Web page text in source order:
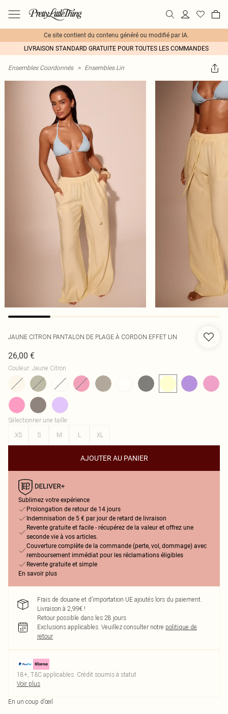
Ce site contient du contenu généré ou modifié par IA.
LIVRAISON STANDARD GRATUITE POUR TOUTES LES COMMANDES
Ensembles Coordonnés > Ensembles Lin
JAUNE CITRON PANTALON DE PLAGE À CORDON EFFET LIN
26,00 €
Couleur: Jaune Citron
Sélectionner une taille:
XS
S M L XL
AJOUTER AU PANIER
Sublimez votre expérience
Prolongation de retour de 14 jours
Indemnisation de 5 € par jour de retard de livraison
Revente gratuite et facile - récupérez de la valeur et offrez une
seconde vie à vos articles.
Couverture complète de la commande (perte, vol, dommage) avec
remboursement immédiat pour les réclamations éligibles
Revente gratuite et simple
En savoir plus
Frais de douane et d’importation UE ajoutés lors du paiement.
Livraison à 2,99€ !
Retour possible dans les 28 jours
Exclusions applicables. Veuillez consulter notre politique de
retour
18+, T&C applicables. Crédit soumis à statut
Voir plus
En un coup d’œil